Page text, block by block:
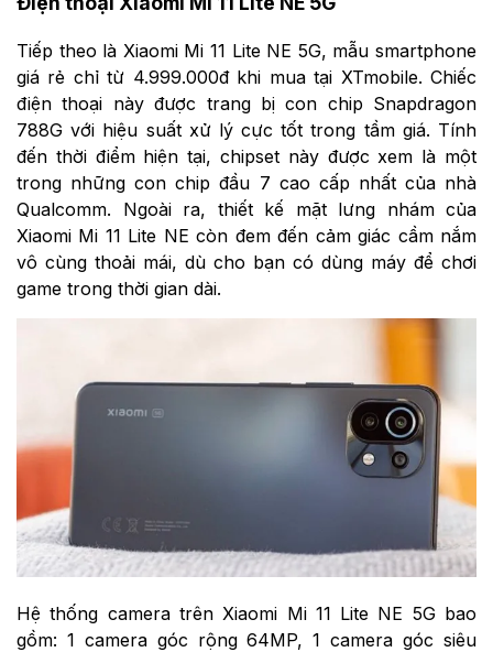
Tiếp theo là Xiaomi Mi 11 Lite NE 5G, mẫu smartphone
giá rẻ chỉ từ 4.999.000đ khi mua tại XTmobile. Chiếc
điện thoại này được trang bị con chip Snapdragon
788G với hiệu suất xử lý cực tốt trong tầm giá. Tính
đến thời điểm hiện tại, chipset này được xem là một
trong những con chip đầu 7 cao cấp nhất của nhà
Qualcomm. Ngoài ra, thiết kế mặt lưng nhám của
Xiaomi Mi 11 Lite NE còn đem đến cảm giác cầm nắm
vô cùng thoải mái, dù cho bạn có dùng máy để chơi
game trong thời gian dài.
Hệ thống camera trên Xiaomi Mi 11 Lite NE 5G bao
gồm: 1 camera góc rộng 64MP, 1 camera góc siêu